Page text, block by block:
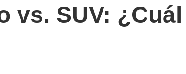
vs. SUV: